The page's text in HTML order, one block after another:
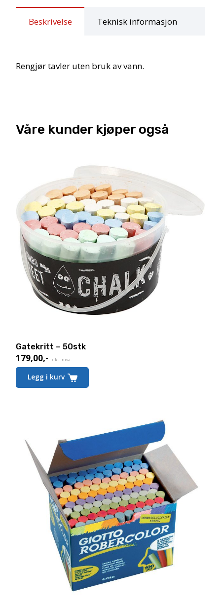
Beskrivelse Teknisk informasjon
Rengjør tavler uten bruk av vann.
Våre kunder kjøper også
Gatekritt – 50stk
179,00,- eks. mva.
Legg i kurv